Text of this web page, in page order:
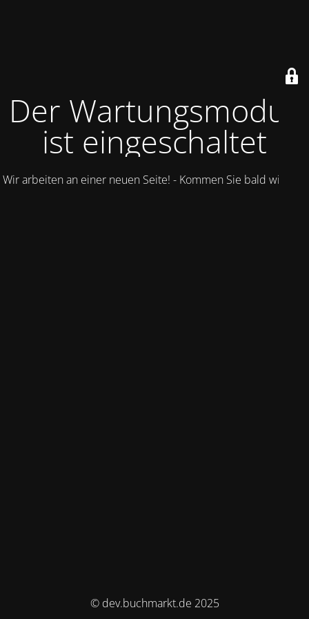
Der Wartungsmodus
ist eingeschaltet
Wir arbeiten an einer neuen Seite! - Kommen Sie bald wieder.
© dev.buchmarkt.de 2025